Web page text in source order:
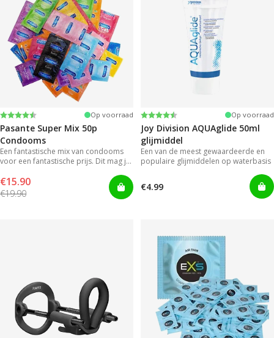
Beoordeling:
4.4 uit 5 sterren Op voorraad
Pasante Super Mix 50p
Condooms
Een fantastische mix van condooms
voor een fantastische prijs. Dit mag je
€15.90
€19.90
Beoordeling:
4.2 uit 5 sterren Op voorraad
Joy Division AQUAglide 50ml
glijmiddel
Een van de meest gewaardeerde en
populaire glijmiddelen op waterbasis
€4.99